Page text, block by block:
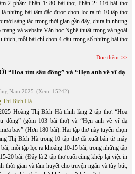
2 phần: Phần 1: 80 bài thơ, Phần 2: 116 bài thơ
những bài tâm đắc được chọn lọc ra từ 10 tập thơ
mới sáng tác trong thời gian gần đây, chưa in nhưng
mạng và website Văn học Nghệ thuật trong và ngoài
thích, mỗi bài chỉ chon 4 câu trong số những bài thơ
Đọc thêm
“Hoa tím sầu đông” và “Hẹn anh về vĩ dạ
Năm 2025 (Xem: 15242)
Thị Bích Hà
Hoàng Thị Bích Hà trình làng 2 tập thơ: “Hoa
đông” (gồm 103 bài thơ) và “Hẹn anh về vĩ dạ
bay” (Hơn 180 bài). Hai tập thơ này tuyển chọn
Thị Bích Hà trong 10 tập thơ đã xuất bản từ mấy
mỗi tập lọc ra khoảng 10-15 bài, trong những tập
20 bài. (Đây là 2 tập thơ cuối cùng khép lại việc in
thời gian và tâm huyết cho truyện ngắn và tùy bút,